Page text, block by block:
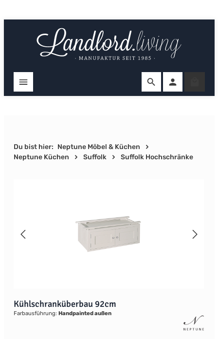
Du bist hier: Neptune Möbel & Küchen
Neptune Küchen
Suffolk Suffolk Hochschränke
Kühlschranküberbau 92cm
Farbausführung: Handpainted außen